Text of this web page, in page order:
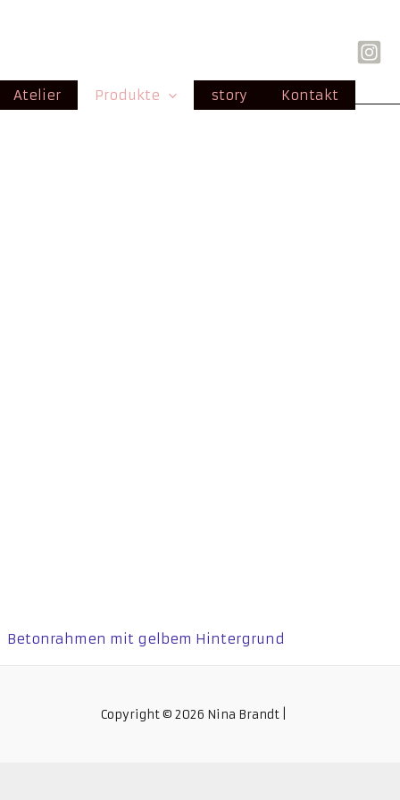
Atelier Produkte story Kontakt
Copyright © 2026 Nina Brandt |